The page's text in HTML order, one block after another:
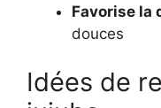
Favorise la
douces
Idées de